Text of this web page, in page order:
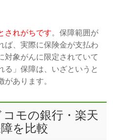
されがちです。保障範囲が
ば、実際に保険金が支払わ
対象がんに限定されていて
る」保障は、いざというと
があります。
モの銀行・楽天
を比較